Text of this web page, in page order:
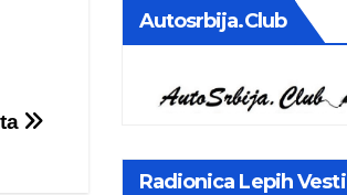
Autosrbija.club
Radionica Lepih Vesti